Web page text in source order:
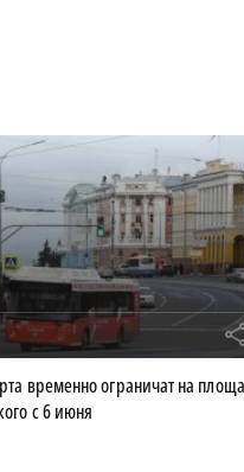
временно ограничат на
с 6 июня